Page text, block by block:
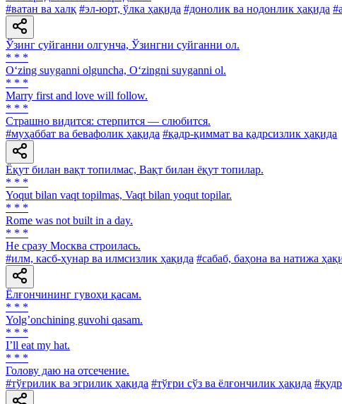
#ватан ва халқ #эл-юрт, ўлка ҳақида #донолик ва нодонлик ҳақида
Ўзинг суйганни олгунча, Ўзингни суйганни ол.
* * *
O‘zing suyganni olguncha, O‘zingni suyganni ol.
* * *
Marry first and love will follow.
* * *
Страшно видится: стерпится — слюбится.
#муҳаббат ва бевафолик ҳақида #қадр-қиммат ва қадрсизлик ҳақида
Ёқут билан вақт топилмас, Вақт билан ёқут топилар.
* * *
Yoqut bilan vaqt topilmas, Vaqt bilan yoqut topilar.
* * *
Rome was not built in a day.
* * *
He сразу Москва строилась.
#илм, касб-ҳунар ва илмсизлик ҳақида #сабаб, баҳона ва натижа
Ёлғончининг гувоҳи қасам.
* * *
Yolgʼonchining guvohi qasam.
* * *
I’ll eat my hat.
* * *
Голову даю на отсечение.
#тўғрилик ва эгрилик ҳақида #тўғри сўз ва ёлғончилик ҳақида